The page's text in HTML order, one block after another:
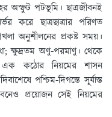
অস্ফুট পটভূমি। ছাত্রজীবনই
করে ছাত্রছাত্রার পরিণত
অনুশীলনের প্রকষ্ট সময়।
ক্ষুদ্রতম অণু-পরমাণু। থেকে
এক কঠোর নিয়মের শাসন
পশ্চিম-দিগন্তে সূর্যাস্ত
প্রয়ােজন সেই নিয়মের